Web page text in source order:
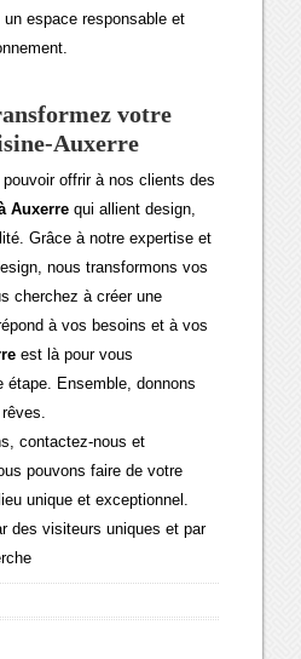
espace responsable et
votre
Auxerre
offrir à nos clients des
Auxerre qui allient design,
Grâce à notre expertise et
nous transformons vos
cherchez à créer une
à vos besoins et à vos
est là pour vous
étape. Ensemble, donnons
contactez-nous et
pouvons faire de votre
unique et exceptionnel.
des visiteurs uniques et par